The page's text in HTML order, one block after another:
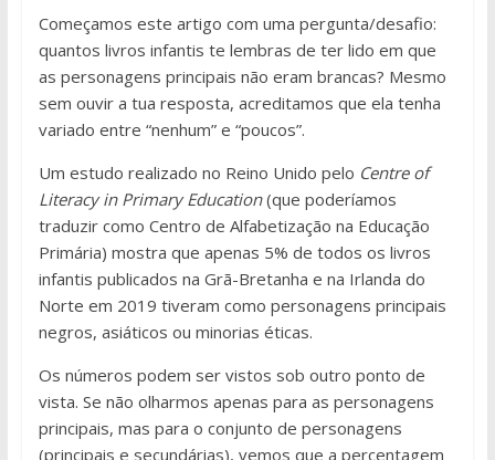
Começamos este artigo com uma pergunta/desafio:
quantos livros infantis te lembras de ter lido em que
as personagens principais não eram brancas? Mesmo
sem ouvir a tua resposta, acreditamos que ela tenha
variado entre “nenhum” e “poucos”.
Um estudo realizado no Reino Unido pelo Centre of
Literacy in Primary Education(que poderíamos
traduzir como Centro de Alfabetização na Educação
Primária) mostra que apenas 5% de todos os livros
infantis publicados na Grã-Bretanha e na Irlanda do
Norte em 2019 tiveram como personagens principais
negros, asiáticos ou minorias éticas.
Os números podem ser vistos sob outro ponto de
vista. Se não olharmos apenas para as personagens
principais, mas para o conjunto de personagens
(principais e secundárias), vemos que a percentagem